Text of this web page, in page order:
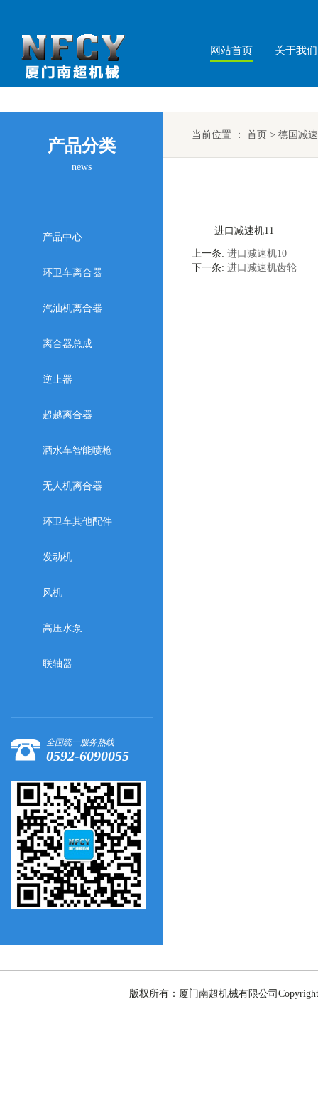
网站首页 关于我们
产品分类
news
产品中心
环卫车离合器
汽油机离合器
离合器总成
逆止器
超越离合器
洒水车智能喷枪
无人机离合器
环卫车其他配件
发动机
风机
高压水泵
联轴器
全国统一服务热线
0592-6090055
当前位置 ： 首页 > 德国减
进口减速机11
上一条: 进口减速机10
下一条: 进口减速机齿轮
版权所有：厦门南超机械有限公司